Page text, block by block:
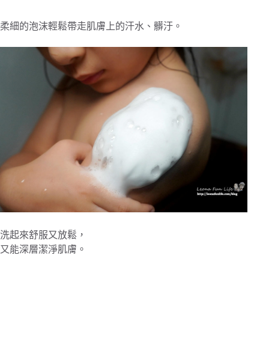
柔細的泡沫輕鬆帶走肌膚上的汗水、髒汙。
洗起來舒服又放鬆，
又能深層潔淨肌膚。